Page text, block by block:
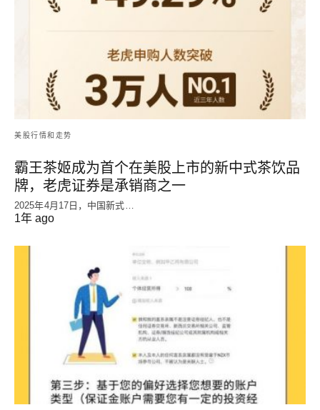
美股行情和走势
霸王茶姬成为首个在美股上市的新中式茶饮品
牌，老虎证券是承销商之一
2025年4月17日，中国新式…
1年 ago